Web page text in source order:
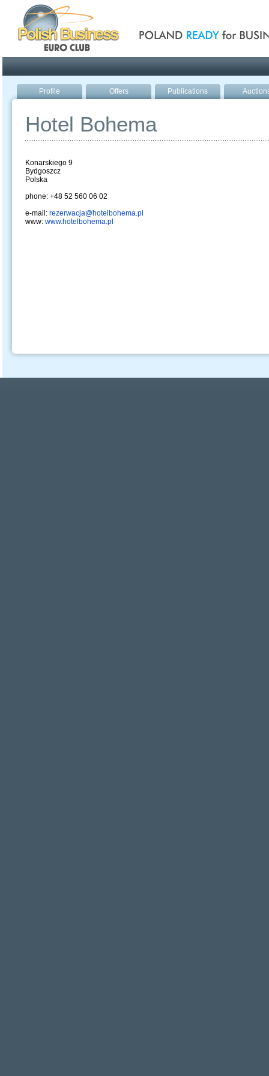
Profile Offers Publications
Hotel Bohema
Konarskiego 9
Bydgoszcz
Polska
phone: +48 52 560 06 02
e-mail: rezerwacja@hotelbohema.pl
www: www.hotelbohema.pl